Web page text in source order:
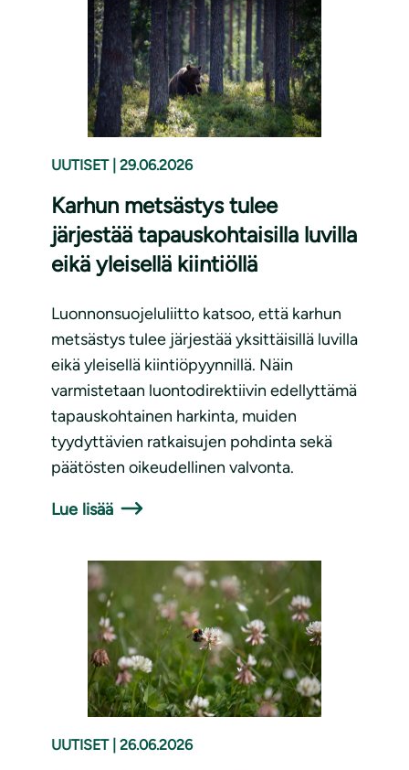
UUTISET 29.06.2026
Karhun metsästys tulee
järjestää tapauskohtaisilla luvilla
eikä yleisellä kiintiöllä
Luonnonsuojeluliitto katsoo, että karhun
metsästys tulee järjestää yksittäisillä luvilla
eikä yleisellä kiintiöpyynnillä. Näin
varmistetaan luontodirektiivin edellyttämä
tapauskohtainen harkinta, muiden
tyydyttävien ratkaisujen pohdinta sekä
päätösten oikeudellinen valvonta.
Lue lisää
UUTISET 26.06.2026